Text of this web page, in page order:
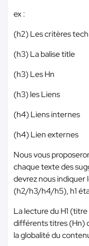
ex :
(h2) Les critères
(h3) La balise title
(h3) Les Hn
(h3) les Liens
(h4) Liens internes
(h4) Lien externes
Nous vous
chaque texte des
devrez nous indiquer
(h2/h3/h4/h5), h1
La lecture du H1
différents titres (Hn)
la globalité du